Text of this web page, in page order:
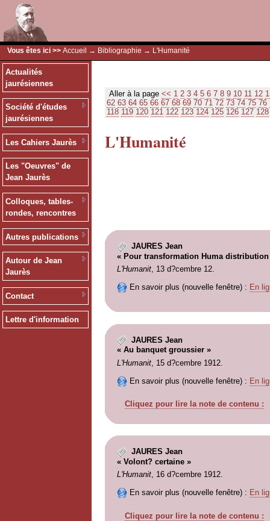
Vous êtes ici >> Accueil → Bibliographie → L'Humanité
Actualités
jaurésiennes
Société d'études
jaurésiennes
Les Cahiers Jaurès
Les "Oeuvres" de
Jean Jaurès
Colloques, tables-
rondes, rencontres
Autres publications
Autour de Jean
Jaurès
Contact
Lettre d'information
Aller à la page << 1 2 3 4 5 6 7 8 9 10 11 12
62 63 64 65 66 67 68 69 70 71 72 73 74 75 76
118 119 120 121 122 123 124 125 126 127 128
L'Humanité
JAURES Jean
« Pour transformation Huma
L'Humanit, 13 d?cembre 12.
En savoir plus (nouvelle fenêtre) : En
JAURES Jean
« Au banquet groussier »
L'Humanit, 15 d?cembre 1912.
En savoir plus (nouvelle fenêtre) : En
Cliquez pour lire la note de contenu :
JAURES Jean
« Volont? certaine »
L'Humanit, 16 d?cembre 1912.
En savoir plus (nouvelle fenêtre) : En
Cliquez pour lire la note de contenu :